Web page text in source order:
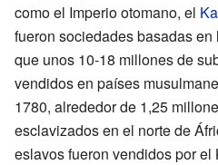
como el Imperio otomano, el
fueron sociedades basadas
que unos 10-18 millones de
vendidos en países
1780, alrededor de 1,25
esclavizados en el norte de
eslavos fueron vendidos por el